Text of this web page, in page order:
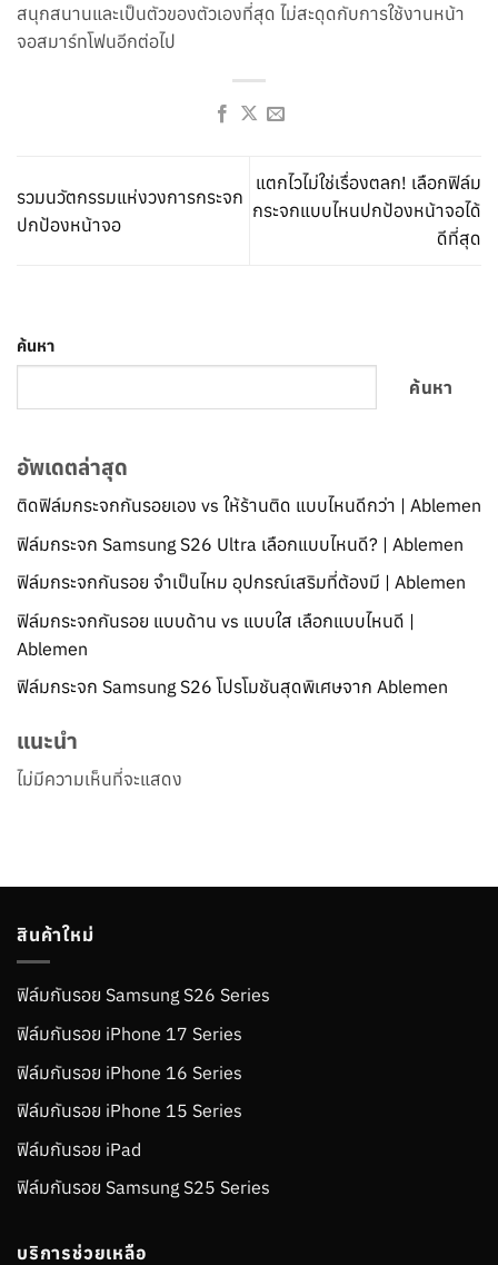
ค้นหา
ค้นหา
อัพเดตล่าสุด
ติดฟิล์มกระจกกันรอยเอง vs ให้ร้านติด แบบไหนดีกว่า | Ablemen
ฟิล์มกระจก Samsung S26 Ultra เลือกแบบไหนดี? | Ablemen
ฟิล์มกระจกกันรอย จำเป็นไหม อุปกรณ์เสริมที่ต้องมี | Ablemen
ฟิล์มกระจกกันรอย แบบด้าน vs แบบใส เลือกแบบไหนดี |
Ablemen
ฟิล์มกระจก Samsung S26 โปรโมชันสุดพิเศษจาก Ablemen
แนะนำ
ไม่มีความเห็นที่จะแสดง
สนุกสนานและเป็นตัวของตัวเองที่สุด ไม่สะดุดกับการใช้งานหน้า
จอสมาร์ทโฟนอีกต่อไป
รวมนวัตกรรมแห่งวงการกระจก
ปกป้องหน้าจอ
แตกไวไม่ใช่เรื่องตลก! เลือกฟิล์ม
กระจกแบบไหนปกป้องหน้าจอได้
ดีที่สุด
สินค้าใหม่
ฟิล์มกันรอย Samsung S26 Series
ฟิล์มกันรอย iPhone 17 Series
ฟิล์มกันรอย iPhone 16 Series
ฟิล์มกันรอย iPhone 15 Series
ฟิล์มกันรอย iPad
ฟิล์มกันรอย Samsung S25 Series
บริการช่วยเหลือ